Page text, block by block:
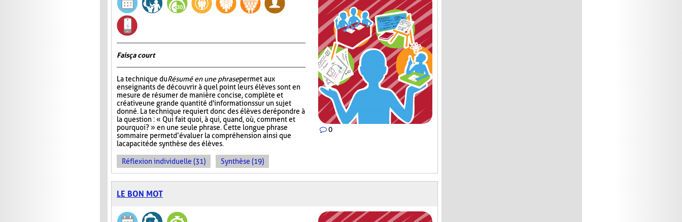
0
Fais ça court
La technique duRésumé en une phrasepermet aux
enseignants de découvrir à quel point leurs élèves sont en
mesure de résumer de manière concise, complète et
créative une grande quantité d'informations sur un sujet
donné. La technique requiert donc des élèves de répondre à
la question : « Qui fait quoi, à qui, quand, où, comment et
pourquoi? » en une seule phrase. Cette longue phrase
sommaire permet d’évaluer la compréhension ainsi que
la capacité de synthèse des élèves.
Réflexion individuelle (31) Synthèse (19)
LE BON MOT